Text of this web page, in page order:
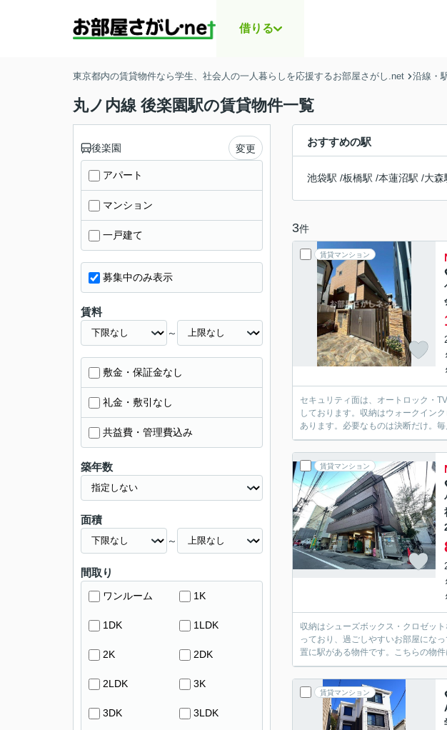
借りる
東京都内の賃貸物件なら学生、社会人の一人暮らしを応援するお部屋さがし.net 沿線・
丸ノ内線 後楽園駅の賃貸物件一覧
おすすめの駅
池袋駅 /板橋駅 /本蓮沼駅 /大森
3件
賃貸マンション
セキュリティ面は、オートロック・
しております。収納はウォークイン
あります。必要なものは決断だけ。
賃貸マンション
収納はシューズボックス・クロゼッ
っており、過ごしやすいお部屋にな
置に駅がある物件です。こちらの物
賃貸マンション
後楽園 変更
アパート
マンション
一戸建て
募集中のみ表示
賃料
～
敷金・保証金なし
礼金・敷引なし
共益費・管理費込み
築年数
面積
～
間取り
ワンルーム 1K
1DK 1LDK
2K 2DK
2LDK 3K
3DK 3LDK